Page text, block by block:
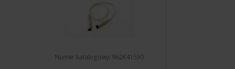
Numer katalogowy: 962K41530